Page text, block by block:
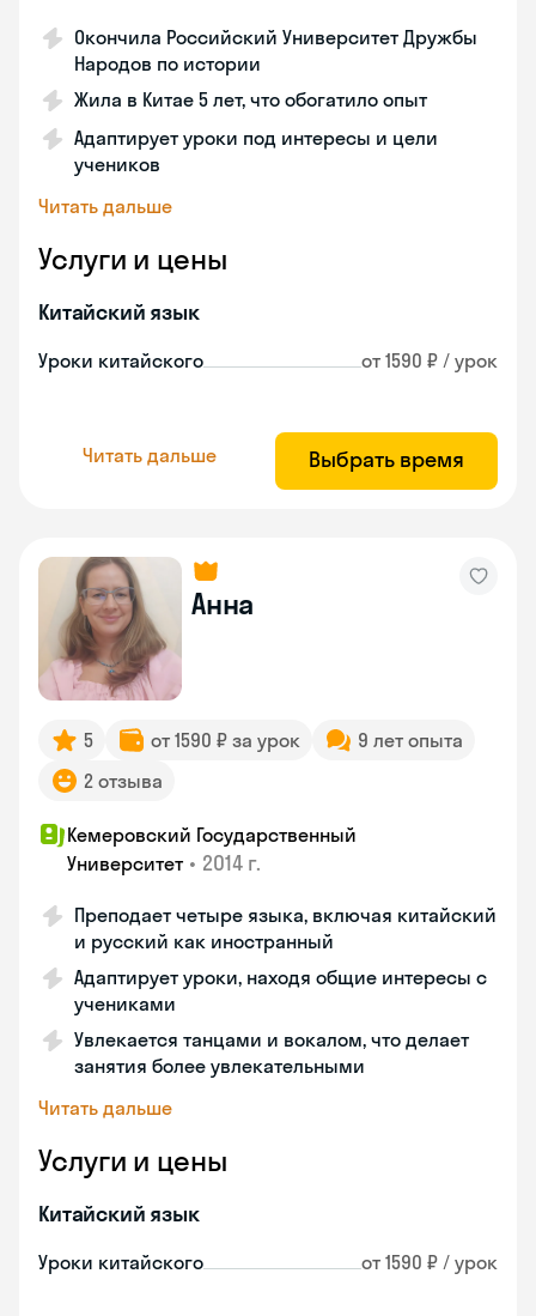
Окончила Российский Университет Дружбы
Народов по истории
Жила в Китае 5 лет, что обогатило опыт
Адаптирует уроки под интересы и цели
учеников
Читать дальше
Услуги и цены
Китайский язык
Уроки китайского от 1590 ₽ / урок
Читать дальше Выбрать время
Анна
5 от 1590 ₽ за урок
9 лет опыта
2 отзыва
Кемеровский Государственный
Университет • 2014 г.
Преподает четыре языка, включая китайский
и русский как иностранный
Адаптирует уроки, находя общие интересы с
учениками
Увлекается танцами и вокалом, что делает
занятия более увлекательными
Читать дальше
Услуги и цены
Китайский язык
Уроки китайского от 1590 ₽ / урок